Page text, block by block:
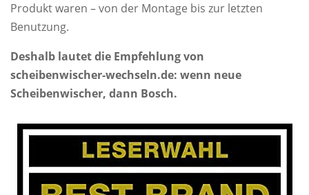
Produkt waren – von der Montage bis zur letzten
Benutzung.
Deshalb lautet die Empfehlung von
scheibenwischer-wechseln.de: wenn neue
Scheibenwischer, dann Bosch.